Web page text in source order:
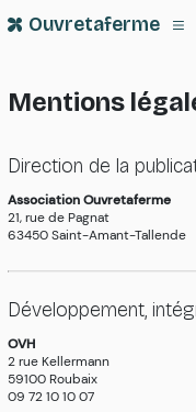
Ouvretaferme
Mentions
Direction de la
Association Ouvretaferme
21, rue de Pagnat
63450 Saint-Amant-Tallende
Développement,
OVH
2 rue Kellermann
59100 Roubaix
09 72 10 10 07